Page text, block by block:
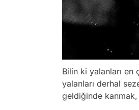
Bilin ki yalanları en
yalanları derhal
geldiğinde